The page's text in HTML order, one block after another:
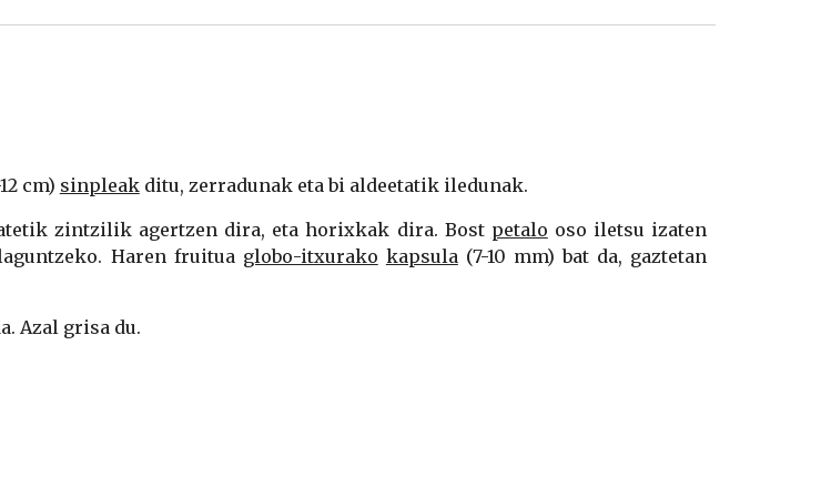
cm) sinpleakditu, zerradunak eta bi aldeetatik iledunak.
zintzilik agertzen dira, eta horixkak dira. Bost petalo oso iletsu izaten
Haren fruitua globo-itxurako kapsula(7-10 mm) bat da, gaztetan
Azal grisa du.